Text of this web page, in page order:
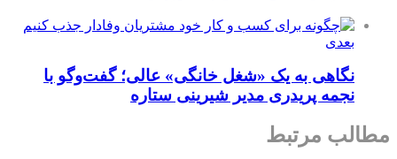
بعدی
نگاهی به یک «شغل خانگی» عالی؛ گفت‌وگو با
نجمه پریدری مدیر شیرینی ستاره
مطالب مرتبط